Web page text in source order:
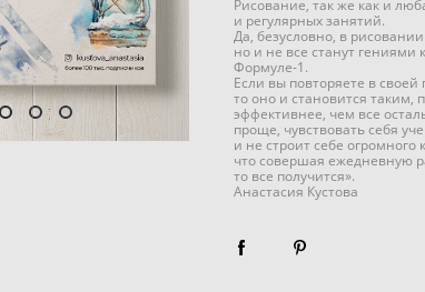
Рисование, так же как и
и регулярных занятий.
Да, безусловно, в
но и не все станут гениями
Формуле-1.
Если вы повторяете в
то оно и становится таким,
эффективнее, чем все
проще, чувствовать себя
и не строит себе
что совершая ежедневную
то все получится».
Анастасия Кустова